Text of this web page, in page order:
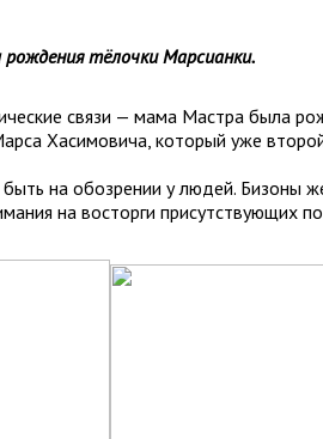
тёлочки Марсианки.
связи — мама Мастра была
Хасимовича, который уже
на обозрении у людей.
на восторги присутствующих